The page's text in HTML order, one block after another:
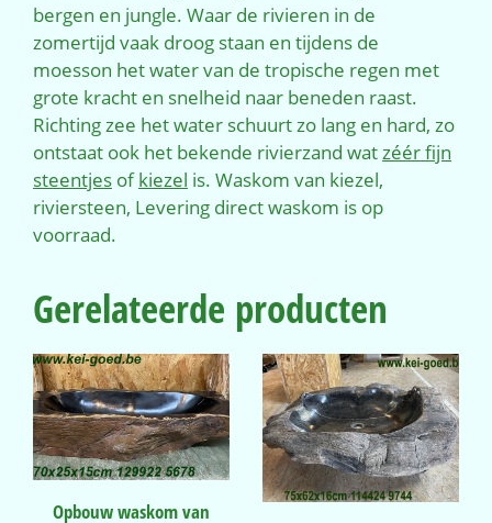
bergen en jungle. Waar de rivieren in de
zomertijd vaak droog staan en tijdens de
moesson het water van de tropische regen met
grote kracht en snelheid naar beneden raast.
Richting zee het water schuurt zo lang en hard, zo
ontstaat ook het bekende rivierzand watzéér fijn
steentjes ofkiezel is. Waskom van kiezel,
riviersteen, Levering direct waskom is op
voorraad.
Gerelateerde producten
Opbouw waskom van